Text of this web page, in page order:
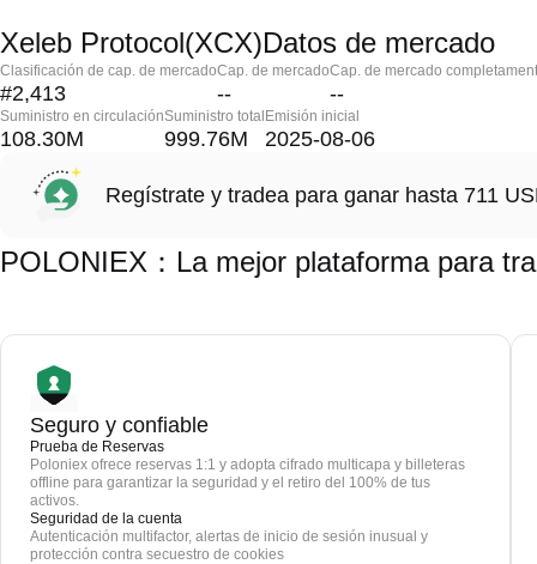
Xeleb Protocol(XCX)Datos de mercado
Clasificación de cap. de mercado
#2,413
Cap. de mercado
--
Cap. de mercado
--
Suministro en circulación
108.30M
Suministro total
999.76M
Emisión inicial
2025-08-06
Regístrate y tradea para ganar hasta 711
POLONIEX：La mejor plataforma para
Seguro y confiable
Prueba de Reservas
Poloniex ofrece reservas 1:1 y adopta cifrado multicapa y billeteras
offline para garantizar la seguridad y el retiro del 100% de tus
activos.
Seguridad de la cuenta
Autenticación multifactor, alertas de inicio de sesión inusual y
protección contra secuestro de cookies